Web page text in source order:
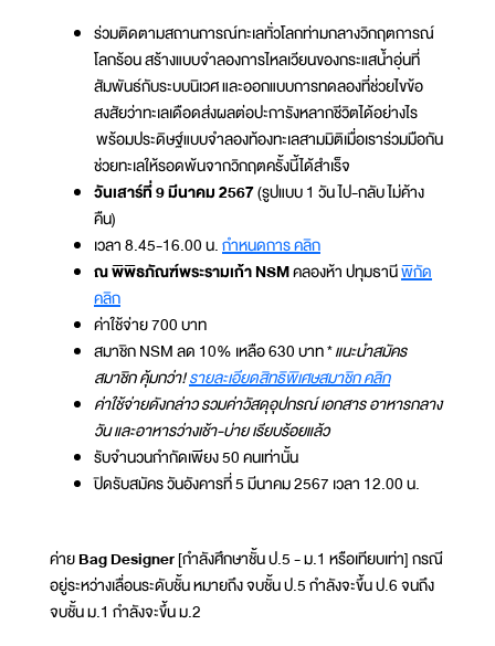
ร่วมติดตามสถานการณ์ทะเลทั่วโลกท่ามกลางวิกฤตการณ์
โลกร้อน สร้างแบบจำลองการไหลเวียนของกระแสน้ำอุ่นที่
สัมพันธ์กับระบบนิเวศ และออกแบบการทดลองที่ช่วยไขข้อ
สงสัยว่าทะเลเดือดส่งผลต่อปะการังหลากชีวิตได้อย่างไร
พร้อมประดิษฐ์แบบจำลองท้องทะเลสามมิติเมื่อเราร่วมมือกัน
ช่วยทะเลให้รอดพ้นจากวิกฤตครั้งนี้ได้สำเร็จ
วันเสาร์ที่ 9 มีนาคม 2567(รูปแบบ 1 วัน ไป-กลับ ไม่ค้าง
คืน)
เวลา 8.45-16.00 น.กำหนดการ คลิก
ณ พิพิธภัณฑ์พระรามเก้า NSMคลองห้า ปทุมธานีพิกัด
คลิก
ค่าใช้จ่าย 700 บาท
สมาชิก NSM ลด 10% เหลือ 630 บาท *แนะนำสมัคร
สมาชิก คุ้มกว่า!รายละเอียดสิทธิพิเศษสมาชิก คลิก
ค่าใช้จ่ายดังกล่าว รวมค่าวัสดุอุปกรณ์ เอกสาร อาหารกลาง
วัน และอาหารว่างเช้า-บ่าย เรียบร้อยแล้ว
รับจำนวนกำกัดเพียง 50 คนเท่านั้น
ปิดรับสมัคร วันอังคารที่ 5 มีนาคม 2567 เวลา 12.00 น.
ค่ายBag Designer[กำลังศึกษาชั้น ป.5 - ม.1 หรือเทียบเท่า] กรณี
อยู่ระหว่างเลื่อนระดับชั้น หมายถึง จบชั้น ป.5 กำลังจะขึ้น ป.6 จนถึง
จบชั้น ม.1 กำลังจะขึ้น ม.2